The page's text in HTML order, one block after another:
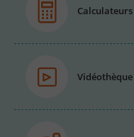
Calculateurs
Vidéothèque